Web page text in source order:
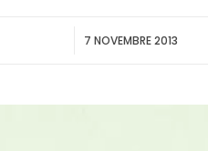
7 NOVEMBRE 2013